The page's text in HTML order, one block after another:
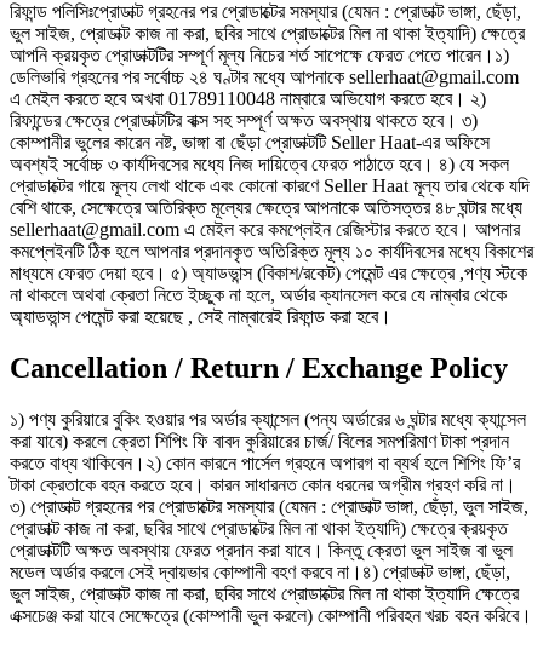
রিফান্ড পলিসিঃপ্রোডাক্ট গ্রহনের পর প্রোডাক্টের সমস্যার (যেমন : প্রোডাক্ট ভাঙ্গা, ছেঁড়া,
ভুল সাইজ, প্রোডাক্ট কাজ না করা, ছবির সাথে প্রোডাক্টের মিল না থাকা ইত্যাদি) ক্ষেত্রে
আপনি ক্রয়কৃত প্রোডাক্টটির সম্পূর্ণ মূল্য নিচের শর্ত সাপেক্ষে ফেরত পেতে পারেন।১)
ডেলিভারি গ্রহনের পর সর্বোচ্চ ২৪ ঘণ্টার মধ্যে আপনাকে sellerhaat@gmail.com
এ মেইল করতে হবে অখবা 01789110048 নাম্বারে অভিযোগ করতে হবে। ২)
রিফান্ডের ক্ষেত্রে প্রোডাক্টটির বাক্স সহ সম্পূর্ণ অক্ষত অবস্থায় থাকতে হবে। ৩)
কোম্পানীর ভুলের কারেন নষ্ট, ভাঙ্গা বা ছেঁড়া প্রোডাক্টটি Seller Haat-এর অফিসে
অবশ্যই সর্বোচ্চ ৩ কার্যদিবসের মধ্যে নিজ দায়িত্বে ফেরত পাঠাতে হবে। ৪) যে সকল
প্রোডাক্টের গায়ে মূল্য লেখা থাকে এবং কোনো কারণে Seller Haat মূল্য তার থেকে যদি
বেশি থাকে, সেক্ষেত্রে অতিরিক্ত মূল্যের ক্ষেত্রে আপনাকে অতিসত্তর ৪৮ ঘন্টার মধ্যে
sellerhaat@gmail.com এ মেইল করে কমপ্লেইন রেজিস্টার করতে হবে। আপনার
কমপ্লেইনটি ঠিক হলে আপনার প্রদানকৃত অতিরিক্ত মূল্য ১০ কার্যদিবসের মধ্যে বিকাশের
মাধ্যমে ফেরত দেয়া হবে। ৫) অ্যাডভান্স (বিকাশ/রকেট) পেমেন্ট এর ক্ষেত্রে ,পণ্য স্টকে
না থাকলে অথবা ক্রেতা নিতে ইচ্ছুক না হলে, অর্ডার ক্যানসেল করে যে নাম্বার থেকে
অ্যাডভান্স পেমেন্ট করা হয়েছে , সেই নাম্বারেই রিফান্ড করা হবে।
Cancellation / Return / Exchange Policy
১) পণ্য কুরিয়ারে বুকিং হওয়ার পর অর্ডার ক্যান্সেল (পন্য অর্ডারের ৬ ঘন্টার মধ্যে ক্যান্সেল
করা যাবে) করলে ক্রেতা শিপিং ফি বাবদ কুরিয়ারের চার্জ/ বিলের সমপরিমাণ টাকা প্রদান
করতে বাধ্য থাকিবেন।২) কোন কারনে পার্সেল গ্রহনে অপারগ বা ব্যর্থ হলে শিপিং ফি’র
টাকা ক্রেতাকে বহন করতে হবে। কারন সাধারনত কোন ধরনের অগ্রীম গ্রহণ করি না।
৩) প্রোডাক্ট গ্রহনের পর প্রোডাক্টের সমস্যার (যেমন : প্রোডাক্ট ভাঙ্গা, ছেঁড়া, ভুল সাইজ,
প্রোডাক্ট কাজ না করা, ছবির সাথে প্রোডাক্টের মিল না থাকা ইত্যাদি) ক্ষেত্রে ক্রয়কৃত
প্রোডাক্টটি অক্ষত অবস্থায় ফেরত প্রদান করা যাবে। কিন্তু ক্রেতা ভুল সাইজ বা ভুল
মডেল অর্ডার করলে সেই দ্বায়ভার কোম্পানী বহণ করবে না।৪) প্রোডাক্ট ভাঙ্গা, ছেঁড়া,
ভুল সাইজ, প্রোডাক্ট কাজ না করা, ছবির সাথে প্রোডাক্টের মিল না থাকা ইত্যাদি ক্ষেত্রে
এক্সচেঞ্জ করা যাবে সেক্ষেত্রে (কোম্পানী ভুল করলে) কোম্পানী পরিবহন খরচ বহন করিবে।